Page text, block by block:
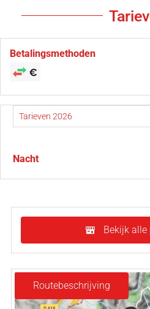
Betalingsmethoden
Nacht
Bekijk alle
Routebeschrijving